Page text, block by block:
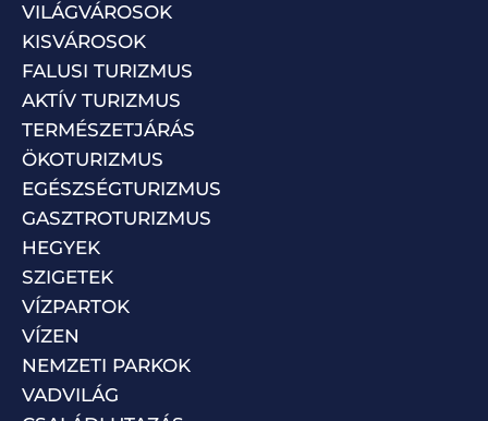
VILÁGVÁROSOK
KISVÁROSOK
FALUSI TURIZMUS
AKTÍV TURIZMUS
TERMÉSZETJÁRÁS
ÖKOTURIZMUS
EGÉSZSÉGTURIZMUS
GASZTROTURIZMUS
HEGYEK
SZIGETEK
VÍZPARTOK
VÍZEN
NEMZETI PARKOK
VADVILÁG